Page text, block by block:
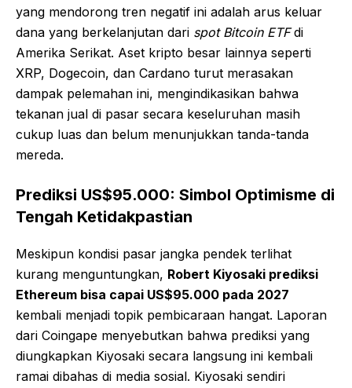
yang mendorong tren negatif ini adalah arus keluar
dana yang berkelanjutan dari spot Bitcoin ETFdi
Amerika Serikat. Aset kripto besar lainnya seperti
XRP, Dogecoin, dan Cardano turut merasakan
dampak pelemahan ini, mengindikasikan bahwa
tekanan jual di pasar secara keseluruhan masih
cukup luas dan belum menunjukkan tanda-tanda
mereda.
Prediksi US$95.000: Simbol Optimisme di
Tengah Ketidakpastian
Meskipun kondisi pasar jangka pendek terlihat
kurang menguntungkan, Robert Kiyosaki prediksi
Ethereum bisa capai US$95.000 pada 2027
kembali menjadi topik pembicaraan hangat. Laporan
dari Coingape menyebutkan bahwa prediksi yang
diungkapkan Kiyosaki secara langsung ini kembali
ramai dibahas di media sosial. Kiyosaki sendiri